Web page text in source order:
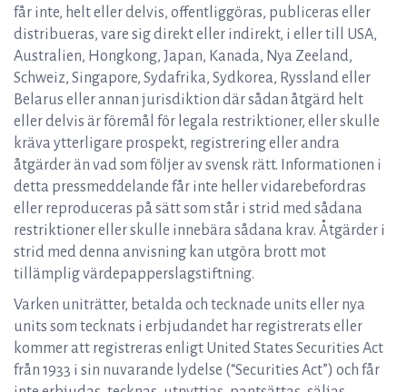
får inte, helt eller delvis, offentliggöras, publiceras eller
distribueras, vare sig direkt eller indirekt, i eller till USA,
Australien, Hongkong, Japan, Kanada, Nya Zeeland,
Schweiz, Singapore, Sydafrika, Sydkorea, Ryssland eller
Belarus eller annan jurisdiktion där sådan åtgärd helt
eller delvis är föremål för legala restriktioner, eller skulle
kräva ytterligare prospekt, registrering eller andra
åtgärder än vad som följer av svensk rätt. Informationen i
detta pressmeddelande får inte heller vidarebefordras
eller reproduceras på sätt som står i strid med sådana
restriktioner eller skulle innebära sådana krav. Åtgärder i
strid med denna anvisning kan utgöra brott mot
tillämplig värdepapperslagstiftning.
Varken uniträtter, betalda och tecknade units eller nya
units som tecknats i erbjudandet har registrerats eller
kommer att registreras enligt United States Securities Act
från 1933 i sin nuvarande lydelse (“Securities Act”) och får